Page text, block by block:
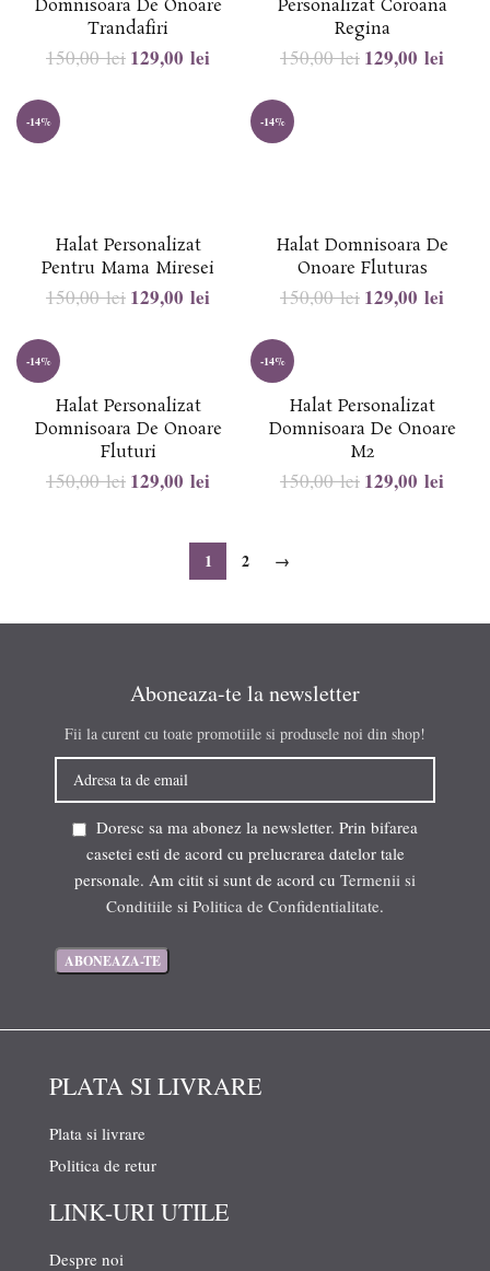
Domnisoara De Onoare
Trandafiri
150,00lei 129,00 lei
Personalizat Coroana
Regina
150,00lei 129,00 lei
-14%
Halat Personalizat
Pentru Mama Miresei
150,00lei 129,00 lei
-14%
Halat Domnisoara De
Onoare Fluturas
150,00lei 129,00 lei
-14%
Halat Personalizat
Domnisoara De Onoare
Fluturi
150,00lei 129,00 lei
-14%
Halat Personalizat
Domnisoara De Onoare
M2
150,00lei 129,00 lei
1 2 →
Aboneaza-te la newsletter
Fii la curent cu toate promotiile si produsele noi din shop!
Doresc sa ma abonez la newsletter. Prin bifarea
casetei esti de acord cu prelucrarea datelor tale
personale. Am citit si sunt de acord cu Termenii si
Conditiile si Politica de Confidentialitate.
PLATA SI LIVRARE
Plata si livrare
Politica de retur
LINK-URI UTILE
Despre noi